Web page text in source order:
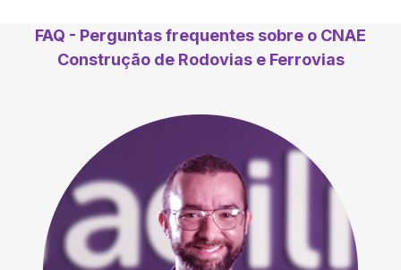
FAQ - Perguntas frequentes sobre o CNAE
Construção de Rodovias e Ferrovias